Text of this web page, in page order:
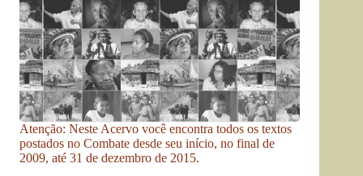
Atenção: Neste Acervo você encontra todos os textos
postados no Combate desde seu início, no final de
2009, até 31 de dezembro de 2015.